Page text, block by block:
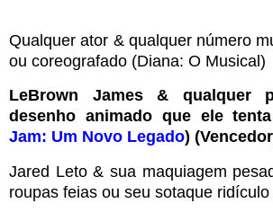
Qualquer ator & qualquer número
ou coreografado (Diana: O Musical)
LeBrown James & qualquer
desenho animado que ele
Jam: Um Novo Legado)
Jared Leto & sua maquiagem
roupas feias ou seu sotaque